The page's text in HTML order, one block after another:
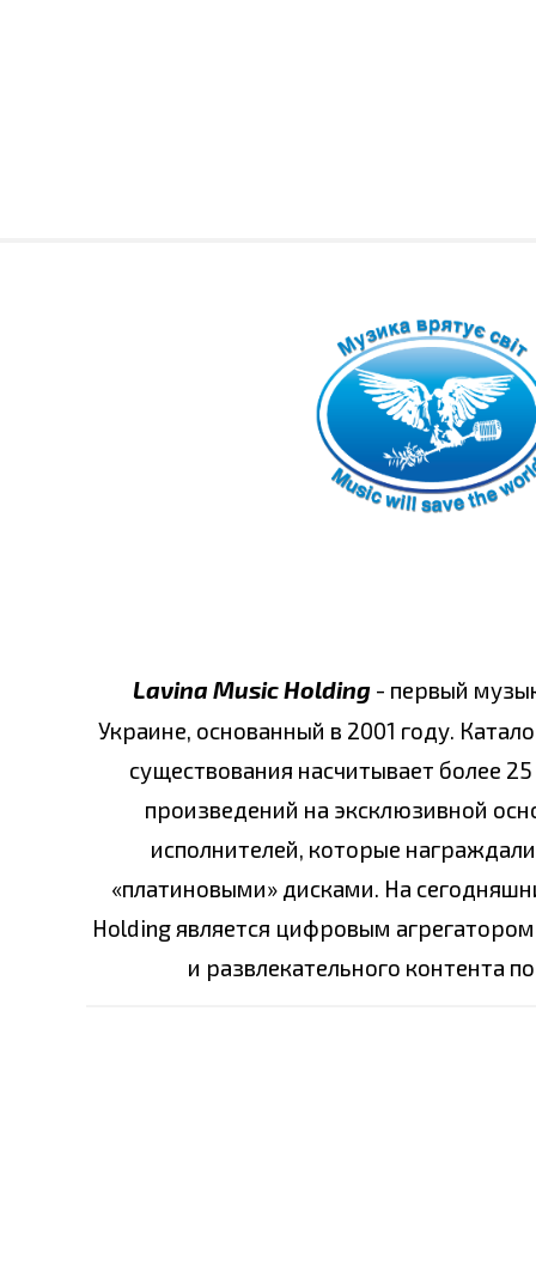
Lavina Music Holding - первый
Украине, основанный в 2001 году.
существования насчитывает более
произведений на эксклюзивной
исполнителей, которые
«платиновыми» дисками. На
Holding является цифровым
и развлекательного контента